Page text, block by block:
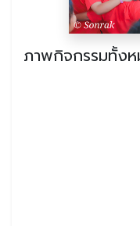
ภาพกิจกรรมทั้ง